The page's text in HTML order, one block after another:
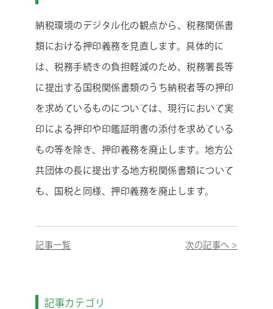
納税環境のデジタル化の観点から、税務関係書
類における押印義務を見直します。具体的に
は、税務手続きの負担軽減のため、税務署長等
に提出する国税関係書類のうち納税者等の押印
を求めているものについては、現行において実
印による押印や印鑑証明書の添付を求めている
もの等を除き、押印義務を廃止します。地方公
共団体の長に提出する地方税関係書類について
も、国税と同様、押印義務を廃止します。
記事一覧 次の記事へ >
記事カテゴリ